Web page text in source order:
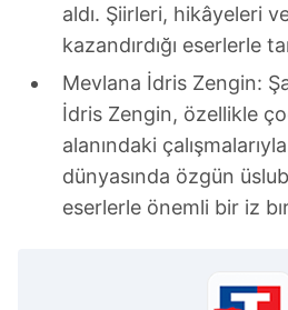
gösterilmeyecektir."
Sizlere daha iyi bir hizmet
Sitemizde kendimize ve üçüncü
kullanılmaktadır. Bu çerezler
verileriniz işlenmekte olup gerekli
toplumu hizmetlerinin sunulması
kullanılmaktadır. Diğer çerezler,
sınırlı olarak açık rızanız
aldı. Şiirleri, hikâyeleri
kazandırdığı eserlerle
Mevlana İdris Zengin:
İdris Zengin, özellikle
alanındaki
dünyasında özgün
eserlerle önemli bir iz